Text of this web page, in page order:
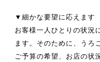
▼細かな要望に応えます
お客様一人ひとりの状況
ます。そのために、うろ
ご予算の希望、お店の状